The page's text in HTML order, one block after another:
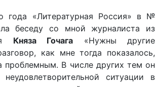
года «Литературная Россия» в №
беседу со мной журналиста из
Княза Гочага «Нужны другие
как мне тогда показалось,
проблемным. В числе других тем он
ситуации в